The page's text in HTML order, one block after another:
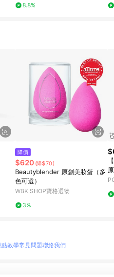
8.8%
降價
$620 (降$70)
Beautyblender 原創美妝蛋（多
色可選）
WBK SHOP寶格選物
3%
點教學常見問題聯絡我們